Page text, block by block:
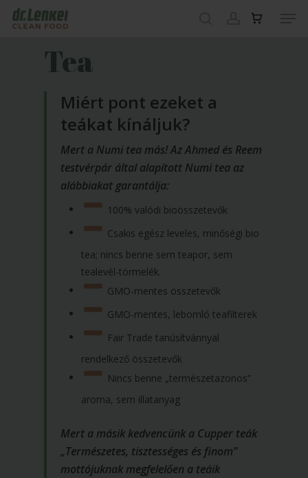
Skip
Tea
Miért pont ezeket a
teákat kínáljuk?
Mert a Numi tea más! Az Ahmed és Reem
testvérpár által alapított Numi tea az
alábbiakat garantálja:
100% valódi bioösszetevők
Csakis egész leveles, minőségi bio
tea; nincs benne sem teapor, sem
tealevél-törmelék.
GMO-mentes összetevők
GMO-mentes, lebomló teafilterek
Fair Trade tanúsítvánnyal
rendelkező összetevők
Nincs benne „természetazonos”
aroma, sem illatanyag
Mert a másik kedvencünk a Cupper teák
„Természetes, tisztességes és finom”
mottójuknak megfelelően a teáik